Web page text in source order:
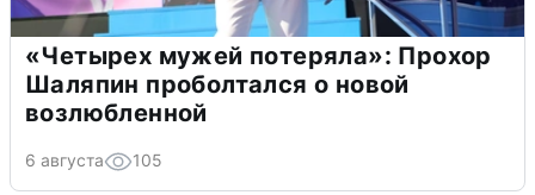
«Четырех мужей потеряла»: Прохор
Шаляпин проболтался о новой
возлюбленной
6 августа 105